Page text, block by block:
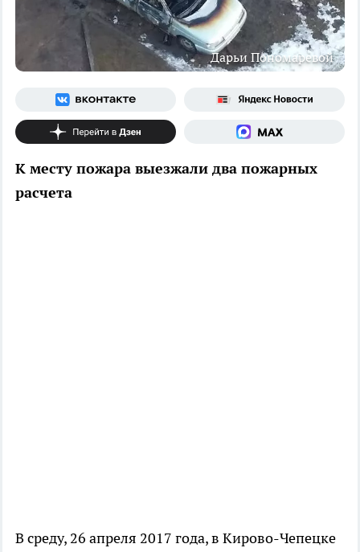
Дарьи Пономаревой
К месту пожара выезжали два пожарных
расчета
В среду, 26 апреля 2017 года, в Кирово-Чепецке